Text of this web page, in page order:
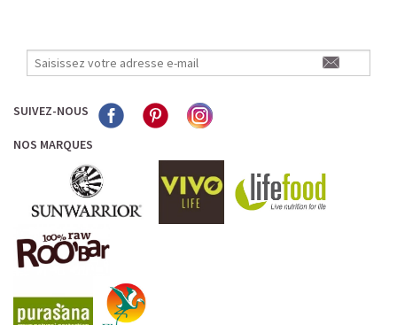
SUIVEZ-NOUS
NOS MARQUES